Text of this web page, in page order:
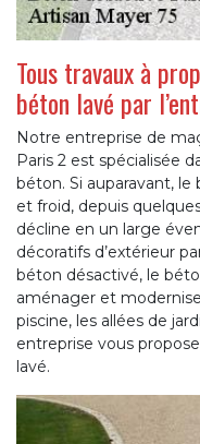
Tous travaux à
béton lavé par
Notre entreprise de
Paris 2 est spécialisée
béton. Si auparavant,
et froid, depuis
décline en un large
décoratifs d’extérieur
béton désactivé, le
aménager et
piscine, les allées de
entreprise vous
lavé.